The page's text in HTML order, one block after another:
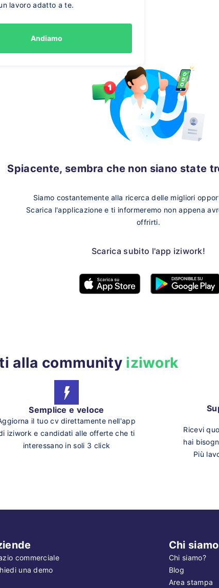
lavoro adatto a te.
Andiamo
Spiacente, sembra che non siano state
Siamo costantemente alla ricerca delle migliori
Scarica l'applicazione e ti informeremo non appena
offrirti.
Scarica subito l'app iziwork!
alla community iziwork
Semplice e veloce
il tuo cv direttamente nell'app
iziwork e candidati alle offerte che ti
interessano in soli 3 click
Ricevi
hai
Più
commerciale
una demo
Chi siamo
Chi siamo?
Blog
Area stampa